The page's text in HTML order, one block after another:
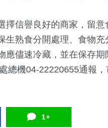
擇信譽良好的商家，留
生熟食分開處理、食物
應儘速冷藏，並在保存
總機04-22220655通報
1+